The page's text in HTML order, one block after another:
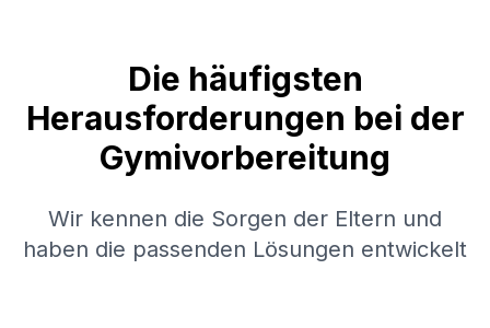
Die häufigsten
Herausforderungen bei der
Gymivorbereitung
Wir kennen die Sorgen der Eltern und
haben die passenden Lösungen entwickelt